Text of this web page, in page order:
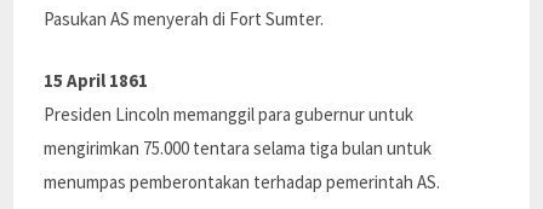
Pasukan AS menyerah di Fort Sumter.
15 April 1861
Presiden Lincoln memanggil para gubernur untuk
mengirimkan 75.000 tentara selama tiga bulan untuk
menumpas pemberontakan terhadap pemerintah AS.